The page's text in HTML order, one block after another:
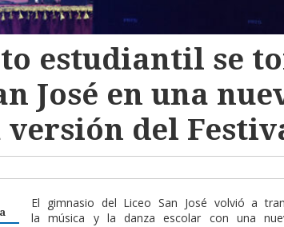
estudiantil se
José en una
versión del
El gimnasio del Liceo San José volvió a
la música y la danza escolar con una